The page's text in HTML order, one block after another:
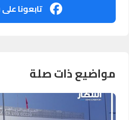
تابعونا
مواضيع ذات صلة